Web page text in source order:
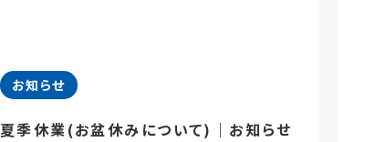
お知らせ
夏季休業(お盆休みについて)｜お知らせ